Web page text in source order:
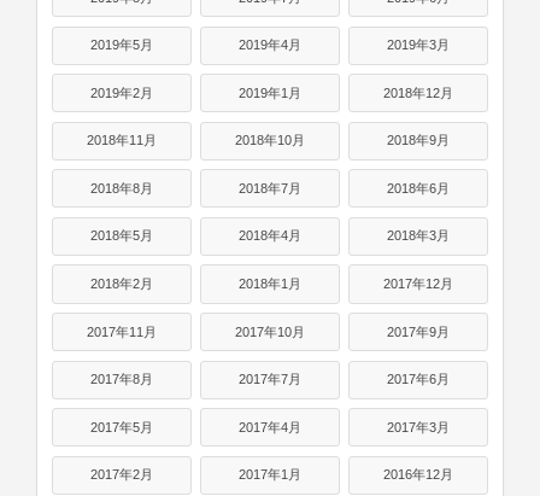
2019年5月 2019年4月 2019年3月
2019年2月 2019年1月 2018年12月
2018年11月 2018年10月 2018年9月
2018年8月 2018年7月 2018年6月
2018年5月 2018年4月 2018年3月
2018年2月 2018年1月 2017年12月
2017年11月 2017年10月 2017年9月
2017年8月 2017年7月 2017年6月
2017年5月 2017年4月 2017年3月
2017年2月 2017年1月 2016年12月